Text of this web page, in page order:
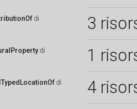
di 3
di 1
di 4